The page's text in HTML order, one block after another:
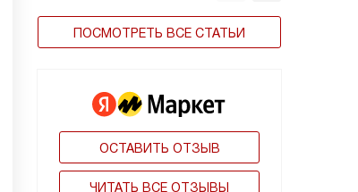
ПОСМОТРЕТЬ ВСЕ СТАТЬИ
ОСТАВИТЬ ОТЗЫВ
ЧИТАТЬ ВСЕ ОТЗЫВЫ